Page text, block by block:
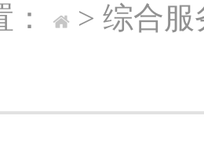
： > 综合服